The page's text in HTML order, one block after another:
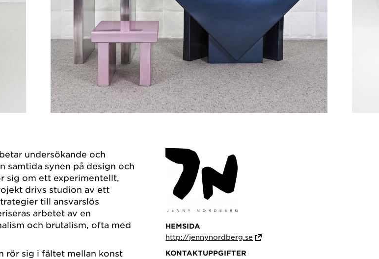
undersökande och
samtida synen på design och
sig om ett experimentellt,
drivs studion av ett
till ansvarslös
arbetet av en
och brutalism, ofta med
rör sig i fältet mellan konst
HEMSIDA
http://jennynordberg.se
KONTAKTUPPGIFTER